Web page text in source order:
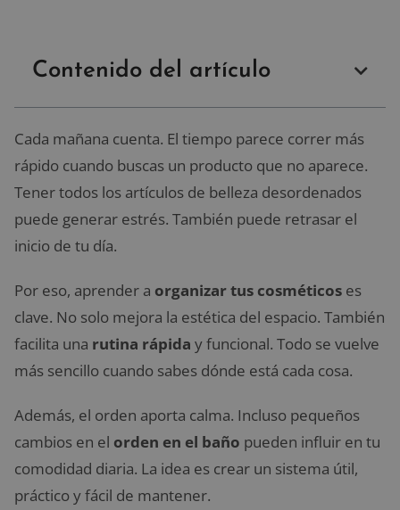
Contenido del artículo
Cada mañana cuenta. El tiempo parece correr más
rápido cuando buscas un producto que no aparece.
Tener todos los artículos de belleza desordenados
puede generar estrés. También puede retrasar el
inicio de tu día.
Por eso, aprender a organizar tus cosméticos es
clave. No solo mejora la estética del espacio. También
facilita una rutina rápida y funcional. Todo se vuelve
más sencillo cuando sabes dónde está cada cosa.
Además, el orden aporta calma. Incluso pequeños
cambios en el orden en el baño pueden influir en tu
comodidad diaria. La idea es crear un sistema útil,
práctico y fácil de mantener.